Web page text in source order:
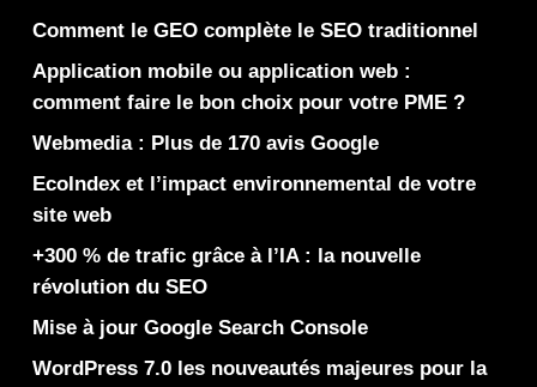
Comment le GEO complète le SEO traditionnel
Application mobile ou application web :
comment faire le bon choix pour votre PME ?
Webmedia : Plus de 170 avis Google
EcoIndex et l’impact environnemental de votre
site web
+300 % de trafic grâce à l’IA : la nouvelle
révolution du SEO
Mise à jour Google Search Console
WordPress 7.0 les nouveautés majeures pour la